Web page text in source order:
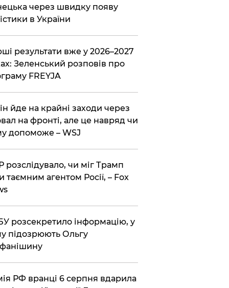
через швидку появу
в України
результати вже у 2026–2027
Зеленський розповів про
FREYJA
йде на крайні заходи через
на фронті, але це навряд чи
допоможе – WSJ
розслідувало, чи міг Трамп
таємним агентом Росії, – Fox
розсекретило інформацію, у
підозрюють Ольгу
РФ вранці 6 серпня вдарила